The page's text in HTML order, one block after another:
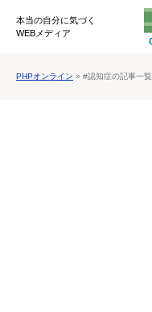
本当の自分に気づく
WEBメディア
PHPオンライン » #認知症の記事一覧